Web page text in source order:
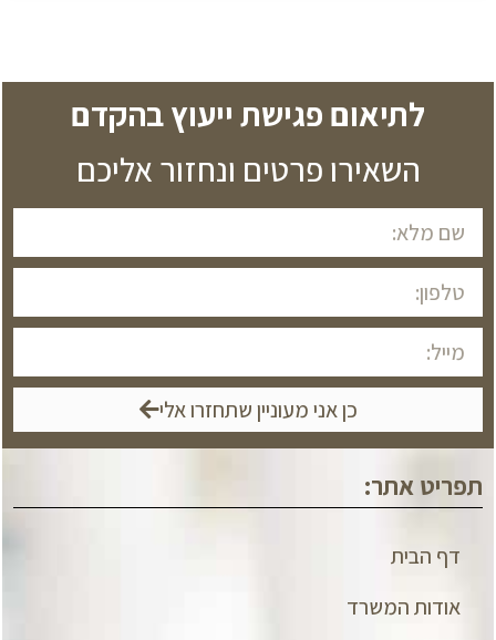
לתיאום פגישת ייעוץ בהקדם
השאירו פרטים ונחזור אליכם
כן אני מעוניין שתחזרו אלי
תפריט אתר:
דף הבית
אודות המשרד